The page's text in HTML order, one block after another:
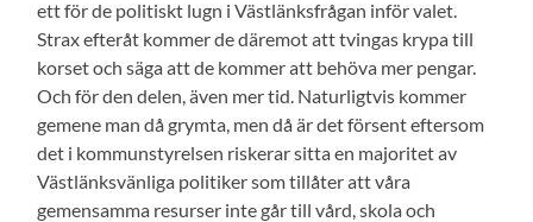
ett för de politiskt lugn i Västlänksfrågan inför valet.
Strax efteråt kommer de däremot att tvingas krypa till
korset och säga att de kommer att behöva mer pengar.
Och för den delen, även mer tid. Naturligtvis kommer
gemene man då grymta, men då är det försent eftersom
det i kommunstyrelsen riskerar sitta en majoritet av
Västlänksvänliga politiker som tillåter att våra
gemensamma resurser inte går till vård, skola och